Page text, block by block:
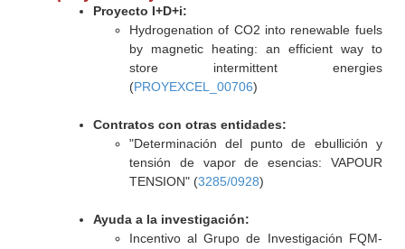
Proyecto I+D+i:
Hydrogenation of CO2 into renewable fuels
by magnetic heating: an efficient way to
store intermittent energies
(PROYEXCEL_00706)
Contratos con otras entidades:
"Determinación del punto de ebullición y
tensión de vapor de esencias: VAPOUR
TENSION" (3285/0928)
Ayuda a la investigación:
Incentivo al Grupo de Investigación FQM-